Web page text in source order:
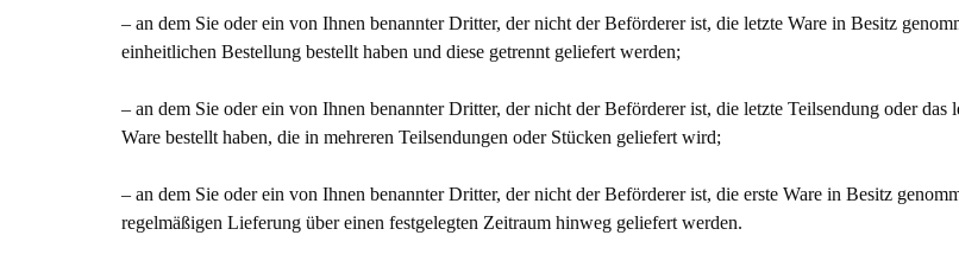
– an dem Sie oder ein von Ihnen benannter Dritter, der nicht der Beförderer ist, die letzte Ware in Besitz
einheitlichen Bestellung bestellt haben und diese getrennt geliefert werden;
– an dem Sie oder ein von Ihnen benannter Dritter, der nicht der Beförderer ist, die letzte Teilsendung oder
Ware bestellt haben, die in mehreren Teilsendungen oder Stücken geliefert wird;
– an dem Sie oder ein von Ihnen benannter Dritter, der nicht der Beförderer ist, die erste Ware in Besitz
regelmäßigen Lieferung über einen festgelegten Zeitraum hinweg geliefert werden.